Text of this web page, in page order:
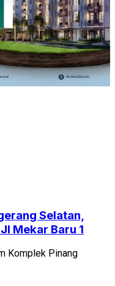
Selatan,
Mekar Baru 1
Komplek Pinang